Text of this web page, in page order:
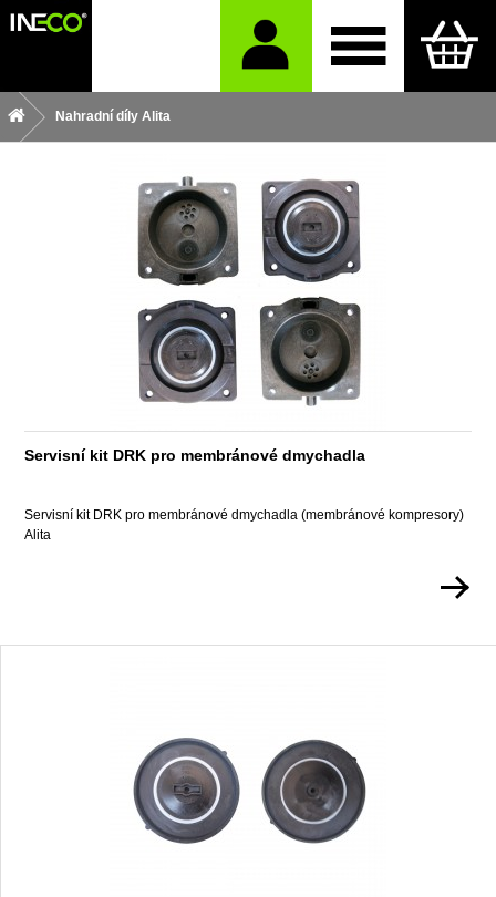
Nahradní díly Alita
Servisní kit DRK pro membránové dmychadla
Servisní kit DRK pro membránové dmychadla (membránové kompresory)
Alita